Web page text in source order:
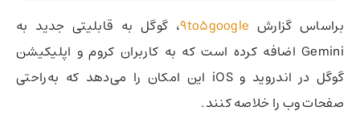
براساس گزارش 9to5google، گوگل به قابلیتی جدید به
Gemini اضافه کرده است که به کاربران کروم و اپلیکیشن
گوگل در اندروید و iOS این امکان را می‌دهد که به‌راحتی
صفحات وب را خلاصه کنند.